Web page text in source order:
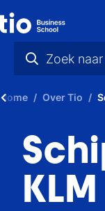
Zoek naar
Home Over Tio